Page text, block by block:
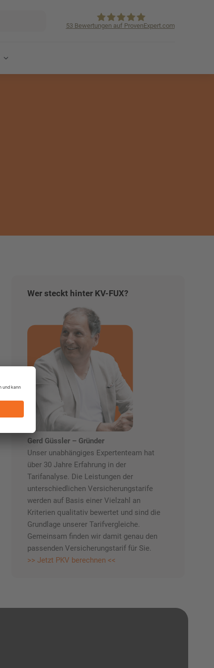
53 Bewertungen auf ProvenExpert.com
Wer steckt hinter KV-FUX?
Gerd Güssler – Gründer
Unser unabhängiges Expertenteam hat
über 30 Jahre Erfahrung in der
Tarifanalyse. Die Leistungen der
unterschiedlichen Versicherungstarife
werden auf Basis einer Vielzahl an
Kriterien qualitativ bewertet und sind die
Grundlage unserer Tarifvergleiche.
Gemeinsam finden wir damit genau den
passenden Versicherungstarif für Sie.
>> Jetzt PKV berechnen <<